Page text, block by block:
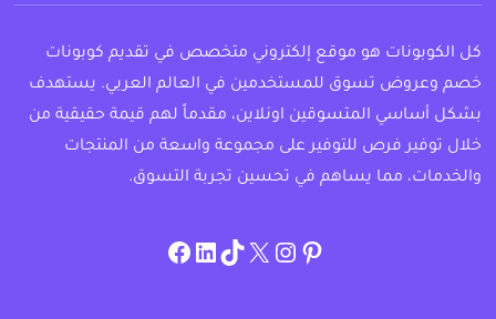
كل الكوبونات هو موقع إلكتروني متخصص في تقديم كوبونات
خصم وعروض تسوق للمستخدمين في العالم العربي. يستهدف
بشكل أساسي المتسوقين اونلاين، مقدماً لهم قيمة حقيقية من
خلال توفير فرص للتوفير على مجموعة واسعة من المنتجات
والخدمات، مما يساهم في تحسين تجربة التسوق.
pinterest
allcouponat
twitter
TikTok
linkedin
facebook